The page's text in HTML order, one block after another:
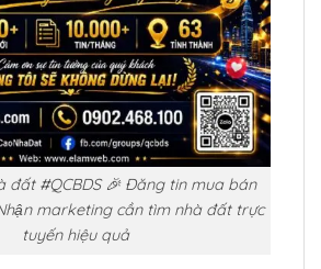
đất #QCBDS 🎉 Đăng tin mua bán
marketing cần tìm nhà đất trực
tuyến hiệu quả